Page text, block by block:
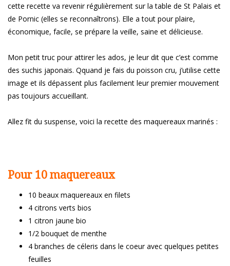
cette recette va revenir régulièrement sur la table de St Palais et
de Pornic (elles se reconnaîtrons). Elle a tout pour plaire,
économique, facile, se prépare la veille, saine et délicieuse.
Mon petit truc pour attirer les ados, je leur dit que c’est comme
des suchis japonais. Qquand je fais du poisson cru, j’utilise cette
image et ils dépassent plus facilement leur premier mouvement
pas toujours accueillant.
Allez fit du suspense, voici la recette des maquereaux marinés :
Pour 10 maquereaux
10 beaux maquereaux en filets
4 citrons verts bios
1 citron jaune bio
1/2 bouquet de menthe
4 branches de céleris dans le coeur avec quelques petites
feuilles